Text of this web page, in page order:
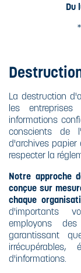
Du
La destruction
les
informations
conscients de
d'archives
respecter la
Notre approche
conçue sur
chaque
d'importants
employons
garantissant
d'informations.